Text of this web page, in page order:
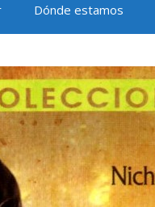
Dónde estamos